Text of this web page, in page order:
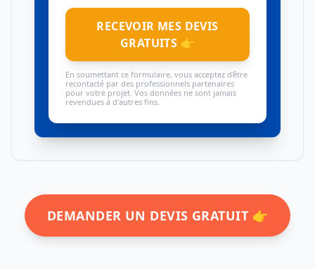
RECEVOIR MES DEVIS
GRATUITS 👉
En soumettant ce formulaire, vous acceptez d'être
recontacté par des professionnels partenaires
pour votre projet. Vos données ne sont jamais
revendues à d'autres fins.
DEMANDER UN DEVIS GRATUIT 👉